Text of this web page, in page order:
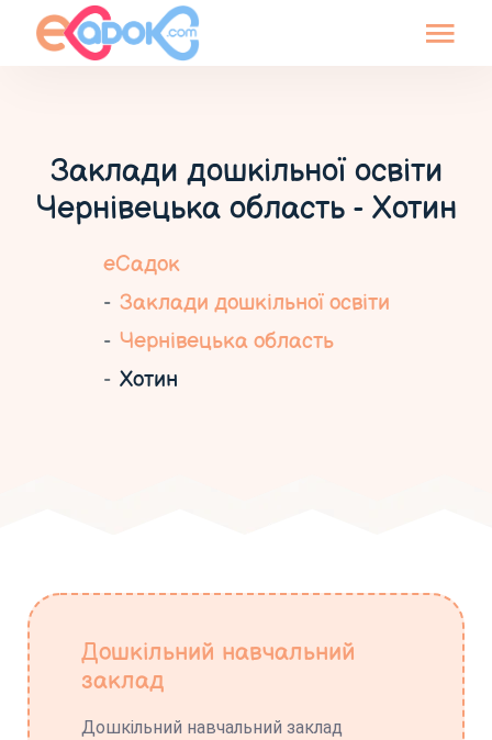
Заклади дошкільної освіти
Чернівецька область - Хотин
еСадок
Заклади дошкільної освіти
Чернівецька область
Хотин
Дошкільний навчальний
заклад
Дошкільний навчальний заклад